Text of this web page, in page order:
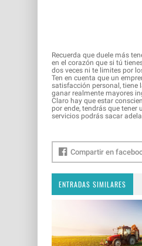
Recuerda que duele más
en el corazón que si tú
dos veces ni te limites por
Ten en cuenta que un
satisfacción personal, tiene
ganar realmente mayores
Claro hay que estar
por ende, tendrás que
servicios podrás sacar
Compartir en
ENTRADAS SIMILARES